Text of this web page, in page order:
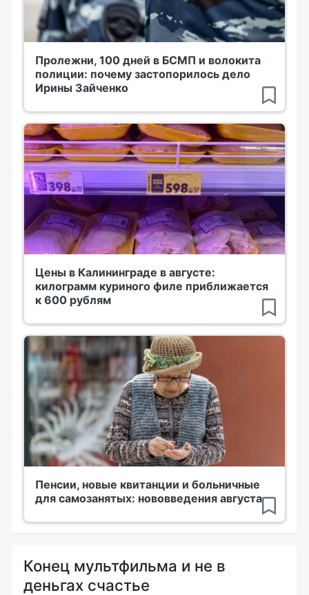
Пролежни, 100 дней в БСМП и волокита
полиции: почему застопорилось дело
Ирины Зайченко
Цены в Калининграде в августе:
килограмм куриного филе приближается
к 600 рублям
Пенсии, новые квитанции и больничные
для самозанятых: нововведения августа
Конец мультфильма и не в
деньгах счастье